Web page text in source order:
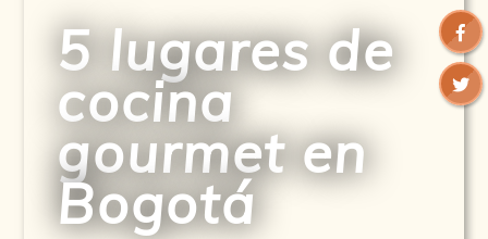
5 lugares de
cocina
gourmet en
Bogotá